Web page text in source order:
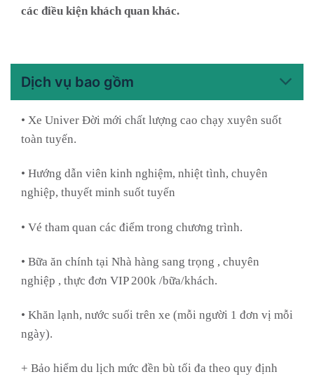
các điều kiện khách quan khác.
Dịch vụ bao gồm
• Xe Univer Đời mới chất lượng cao chạy xuyên suốt
toàn tuyến.
• Hướng dẫn viên kinh nghiệm, nhiệt tình, chuyên
nghiệp, thuyết minh suốt tuyến
• Vé tham quan các điểm trong chương trình.
• Bữa ăn chính tại Nhà hàng sang trọng , chuyên
nghiệp , thực đơn VIP 200k /bữa/khách.
• Khăn lạnh, nước suối trên xe (mỗi người 1 đơn vị mỗi
ngày).
+ Bảo hiểm du lịch mức đền bù tối đa theo quy định